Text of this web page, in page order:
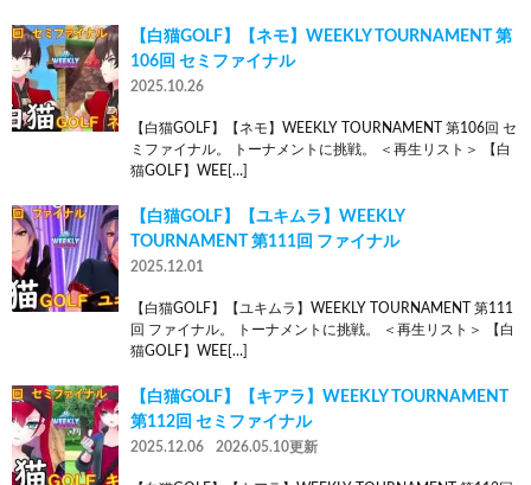
【白猫GOLF】【ネモ】WEEKLY TOURNAMENT 第
106回 セミファイナル
2025.10.26
【白猫GOLF】【ネモ】WEEKLY TOURNAMENT 第106回 セ
ミファイナル。 トーナメントに挑戦。 ＜再生リスト＞ 【白
猫GOLF】WEE[…]
【白猫GOLF】【ユキムラ】WEEKLY
TOURNAMENT 第111回 ファイナル
2025.12.01
【白猫GOLF】【ユキムラ】WEEKLY TOURNAMENT 第111
回 ファイナル。 トーナメントに挑戦。 ＜再生リスト＞ 【白
猫GOLF】WEE[…]
【白猫GOLF】【キアラ】WEEKLY TOURNAMENT
第112回 セミファイナル
2025.12.06 2026.05.10更新